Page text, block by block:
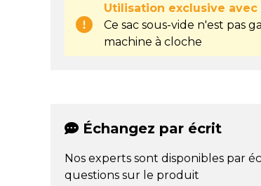
Utilisation exclusive
Ce sac sous-vide n'est pas
machine à cloche
Échangez par écrit
Nos experts sont disponibles par
questions sur le produit